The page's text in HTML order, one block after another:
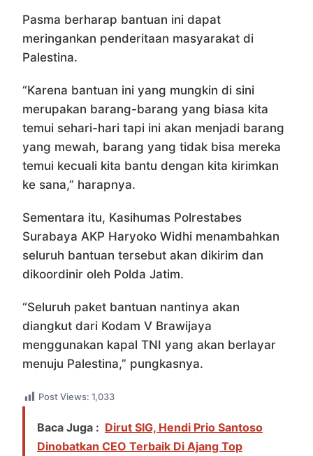
Pasma berharap bantuan ini dapat
meringankan penderitaan masyarakat di
Palestina.
“Karena bantuan ini yang mungkin di sini
merupakan barang-barang yang biasa kita
temui sehari-hari tapi ini akan menjadi barang
yang mewah, barang yang tidak bisa mereka
temui kecuali kita bantu dengan kita kirimkan
ke sana,” harapnya.
Sementara itu, Kasihumas Polrestabes
Surabaya AKP Haryoko Widhi menambahkan
seluruh bantuan tersebut akan dikirim dan
dikoordinir oleh Polda Jatim.
“Seluruh paket bantuan nantinya akan
diangkut dari Kodam V Brawijaya
menggunakan kapal TNI yang akan berlayar
menuju Palestina,” pungkasnya.
Post Views: 1,033
Baca Juga : Dirut SIG, Hendi Prio Santoso
Dinobatkan CEO Terbaik Di Ajang Top